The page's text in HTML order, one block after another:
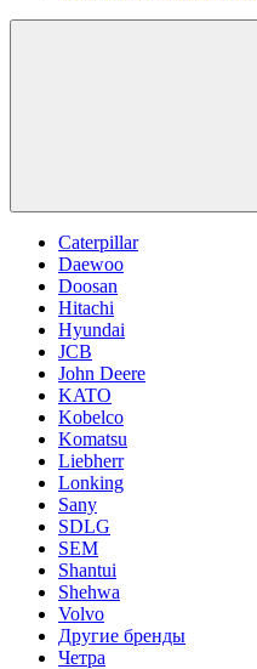
Caterpillar
Daewoo
Doosan
Hitachi
Hyundai
JCB
John Deere
KATO
Kobelco
Komatsu
Liebherr
Lonking
Sany
SDLG
SEM
Shantui
Shehwa
Volvo
Другие бренды
Четра